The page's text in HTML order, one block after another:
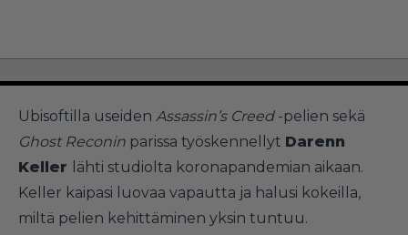
Ubisoftilla useiden Assassin’s Creed-pelien sekä
Ghost Reconin parissa työskennellyt Darenn
Keller
lähti studiolta koronapandemian aikaan.
Keller kaipasi luovaa vapautta ja halusi kokeilla,
miltä pelien kehittäminen yksin tuntuu.